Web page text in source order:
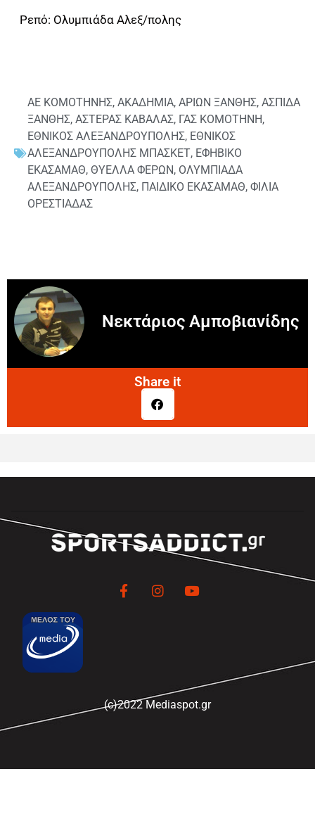
Ρεπό: Ολυμπιάδα Αλεξ/πολης
ΑΕ ΚΟΜΟΤΗΝΗΣ, ΑΚΑΔΗΜΙΑ, ΑΡΙΩΝ ΞΑΝΘΗΣ, ΑΣΠΙΔΑ
ΞΑΝΘΗΣ, ΑΣΤΕΡΑΣ ΚΑΒΑΛΑΣ, ΓΑΣ ΚΟΜΟΤΗΝΗ,
ΕΘΝΙΚΟΣ ΑΛΕΞΑΝΔΡΟΥΠΟΛΗΣ, ΕΘΝΙΚΟΣ
ΑΛΕΞΑΝΔΡΟΥΠΟΛΗΣ ΜΠΑΣΚΕΤ, ΕΦΗΒΙΚΟ
ΕΚΑΣΑΜΑΘ, ΘΥΕΛΛΑ ΦΕΡΩΝ, ΟΛΥΜΠΙΑΔΑ
ΑΛΕΞΑΝΔΡΟΥΠΟΛΗΣ, ΠΑΙΔΙΚΟ ΕΚΑΣΑΜΑΘ, ΦΙΛΙΑ
ΟΡΕΣΤΙΑΔΑΣ
Νεκτάριος Αμποβιανίδης
Share it
(c)2022 Mediaspot.gr